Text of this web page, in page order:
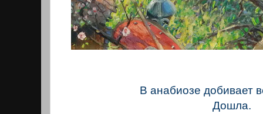
В анабиозе добивает
Дошла.